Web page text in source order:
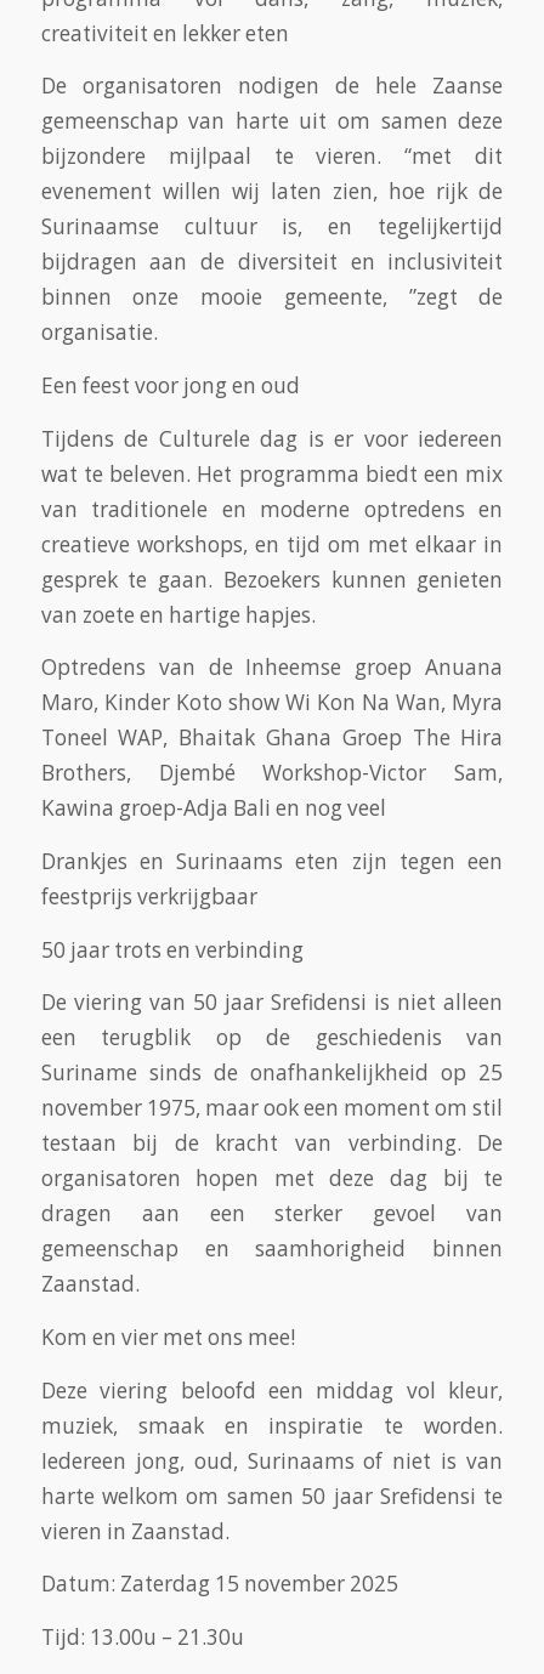
creativiteit en lekker eten
De organisatoren nodigen de hele Zaanse
gemeenschap van harte uit om samen deze
bijzondere mijlpaal te vieren. “met dit
evenement willen wij laten zien, hoe rijk de
Surinaamse cultuur is, en tegelijkertijd
bijdragen aan de diversiteit en inclusiviteit
binnen onze mooie gemeente, ”zegt de
organisatie.
Een feest voor jong en oud
Tijdens de Culturele dag is er voor iedereen
wat te beleven. Het programma biedt een mix
van traditionele en moderne optredens en
creatieve workshops, en tijd om met elkaar in
gesprek te gaan. Bezoekers kunnen genieten
van zoete en hartige hapjes.
Optredens van de Inheemse groep Anuana
Maro, Kinder Koto show Wi Kon Na Wan, Myra
Toneel WAP, Bhaitak Ghana Groep The Hira
Brothers, Djembé Workshop-Victor Sam,
Kawina groep-Adja Bali en nog veel
Drankjes en Surinaams eten zijn tegen een
feestprijs verkrijgbaar
50 jaar trots en verbinding
De viering van 50 jaar Srefidensi is niet alleen
een terugblik op de geschiedenis van
Suriname sinds de onafhankelijkheid op 25
november 1975, maar ook een moment om stil
testaan bij de kracht van verbinding. De
organisatoren hopen met deze dag bij te
dragen aan een sterker gevoel van
gemeenschap en saamhorigheid binnen
Zaanstad.
Kom en vier met ons mee!
Deze viering beloofd een middag vol kleur,
muziek, smaak en inspiratie te worden.
Iedereen jong, oud, Surinaams of niet is van
harte welkom om samen 50 jaar Srefidensi te
vieren in Zaanstad.
Datum: Zaterdag 15 november 2025
Tijd: 13.00u – 21.30u